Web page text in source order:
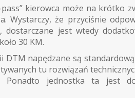
kierowca może na krótko
Wystarczy, że przyciśnie
dostarczane jest wtedy
30 KM.
DTM napędzane są
tu rozwiązań
Ponadto jednostka ta jest